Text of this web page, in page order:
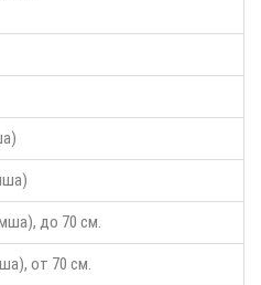
до 70 см.
от 70 см.